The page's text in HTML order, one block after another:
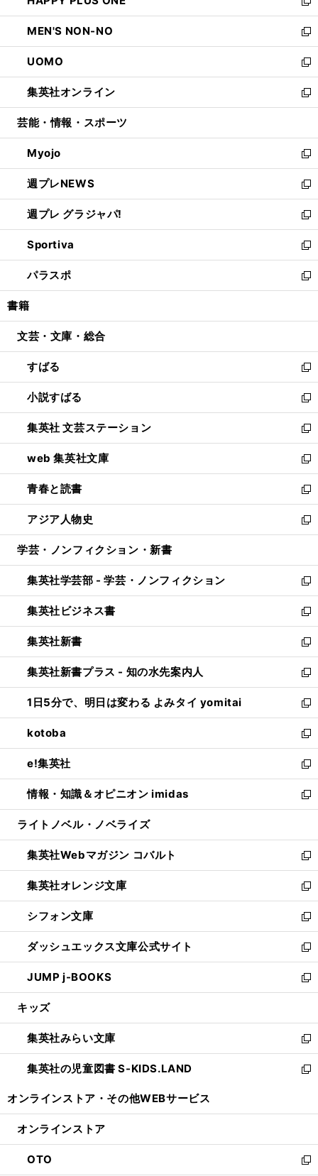
開
く
ウ
で
開
く
ン
ド
ウ
で
開
く
い
ウ
ィ
ン
ド
ウ
で
開
新
し
い
ウ
ィ
ン
ド
ウ
開
く
MEN'S NON-NO
新
し
い
ウ
ィ
ン
ウ
で
開
く
UOMO
新
し
い
ウ
ン
ド
ウ
で
開
く
集英社オンライン
新
し
ウ
ィ
ン
ド
ウ
で
開
く
芸能・情報・スポーツ
Myojo
新
し
い
ウ
ィ
ン
ド
ウ
で
開
週プレNEWS
新
し
い
ウ
ィ
ン
ド
ウ
開
週プレ グラジャパ!
新
し
い
ウ
ィ
ン
ウ
開
く
Sportiva
新
し
い
ウ
ン
ウ
で
開
く
パラスポ
新
し
ウ
ン
ド
ウ
で
開
く
書籍
文芸・文庫・総合
すばる
新
し
い
ウ
ィ
ン
ド
ウ
で
開
く
小説すばる
新
し
い
ウ
ィ
ン
ド
ウ
で
開
集英社 文芸ステーション
新
し
い
ウ
ィ
ン
ド
ウ
開
く
web 集英社文庫
新
し
い
ウ
ィ
ン
ウ
で
開
く
青春と読書
新
し
い
ウ
ン
ド
ウ
で
開
く
アジア人物史
新
し
ウ
ィ
ン
ド
ウ
で
開
く
学芸・ノンフィクション・新書
集英社学芸部 - 学芸・ノンフィクション
新
し
い
ウ
ィ
ン
ド
ウ
で
開
く
集英社ビジネス書
新
し
い
ウ
ィ
ン
ド
ウ
で
開
く
集英社新書
新
し
い
ウ
ィ
ン
ド
ウ
で
開
く
集英社新書プラス - 知の水先案内人
新
し
い
ウ
ィ
ン
ド
ウ
で
開
1日5分で、明日は変わる よみタイ yomitai
新
し
い
ウ
ィ
ン
ド
ウ
開
く
kotoba
新
し
い
ウ
ィ
ン
ウ
で
開
く
e!集英社
新
し
い
ウ
ン
ド
ウ
で
開
く
情報・知識＆オピニオン imidas
新
し
ウ
ィ
ン
ド
ウ
で
開
く
ライトノベル・ノベライズ
集英社Webマガジン コバルト
新
し
い
ウ
ィ
ン
ド
ウ
で
開
集英社オレンジ文庫
新
し
い
ウ
ィ
ン
ド
ウ
開
く
シフォン文庫
新
し
い
ウ
ィ
ン
ウ
で
開
く
ダッシュエックス文庫公式サイト
新
し
い
ウ
ン
ド
ウ
で
JUMP j-BOOKS
新
し
ウ
ィ
ン
ド
開
キッズ
集英社みらい文庫
新
し
い
ン
ウ
で
集英社の児童図書 S-KIDS.LAND
新
ウ
ン
ド
オンラインストア・ その他WEBサービス
オンラインストア
OTO
新